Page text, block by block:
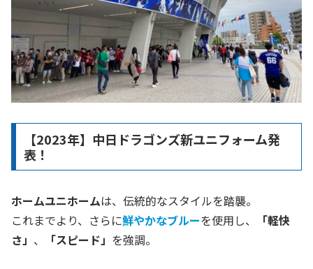
【2023年】中日ドラゴンズ新ユニフォーム発
表！
ホームユニホームは、伝統的なスタイルを踏襲。
これまでより、さらに鮮やかなブルーを使用し、
「軽快
さ」 、 「スピード」 を強調。